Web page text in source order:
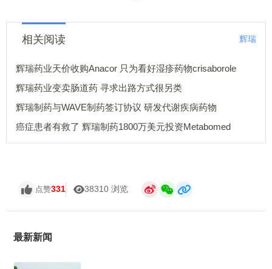
相关阅读 辉瑞
辉瑞药业天价收购Anacor 只为看好湿疹药物crisaborole
辉瑞药业变卖肠道药 寻求出路方式很另类
辉瑞制药与WAVE制药签订协议 研发代谢疾病药物
癌症患者有救了 辉瑞制药1800万美元投资Metabomed
点赞331 38310 浏览
最新新闻